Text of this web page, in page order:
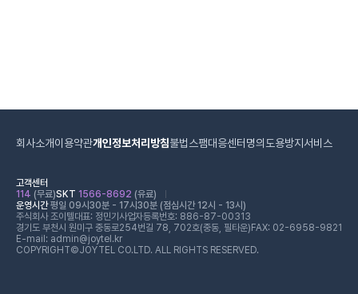
회사소개이용약관개인정보처리방침불법스팸대응센터 명의도용방지서비스
고객센터
114 (무료)SKT 1566-8692 (유료)
운영시간평일 09시30분 - 17시30분 (점심시간 12시 - 13시)
주식회사 조이텔대표: 정민기 사업자등록번호: 886-87-00313
경기도 부천시 원미구 중동로254번길 78, 702호(중동, 필타운) FAX: 02-6958-9821
E-mail: admin@joytel.kr
COPYRIGHT©JOYTEL CO.LTD. ALL RIGHTS RESERVED.